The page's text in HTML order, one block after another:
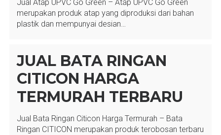
Jual Atap UPVC Go Green – Atap UPVC Go Green
merupakan produk atap yang diproduksi dari bahan
plastik dan mempunyai desian…
JUAL BATA RINGAN
CITICON HARGA
TERMURAH TERBARU
Jual Bata Ringan Citicon Harga Termurah – Bata
Ringan CITICON merupakan produk terobosan terbaru